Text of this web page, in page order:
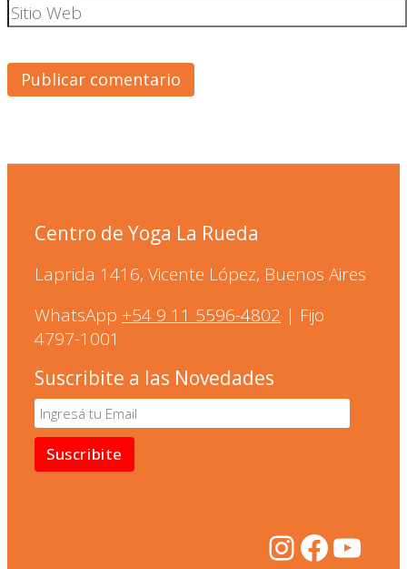
Sitio
Web
Centro de Yoga La Rueda
Laprida 1416, Vicente López, Buenos Aires
WhatsApp +54 9 11 5596-4802 | Fijo
4797-1001
Suscribite a las Novedades